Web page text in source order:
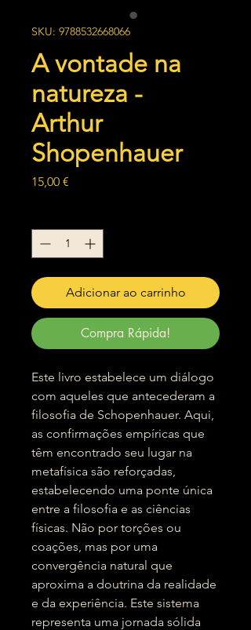
SKU: 9788532668066
A vontade na
natureza -
Arthur
Shopenhauer
15,00 €
Adicionar ao carrinho
Compra Rápida!
Este livro estabelece um diálogo
com aqueles que antecederam a
filosofia de Schopenhauer. Aqui,
as confirmações empíricas que
têm encontrado seu lugar na
metafísica são reforçadas,
estabelecendo uma ponte única
entre a filosofia e as ciências
físicas. Não por torções ou
coações, mas por uma
convergência natural que
aproxima a doutrina da realidade
e da experiência. Este sistema
representa uma jornada sólida